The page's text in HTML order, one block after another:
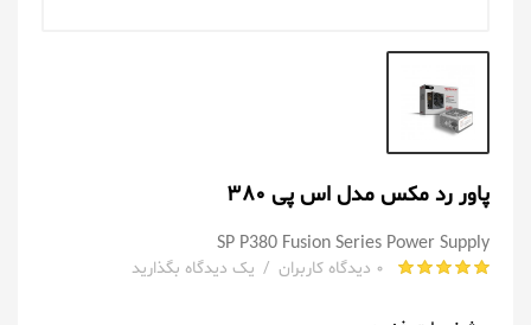
پاور رد مکس مدل اس پی 380
SP P380 Fusion Series Power Supply
0 دیدگاه کاربران / یک دیدگاه بگذارید